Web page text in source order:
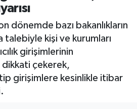
dönemde bazı bakanlıkların
talebiyle kişi ve kurumları
girişimlerinin
çekerek,
girişimlere kesinlikle itibar